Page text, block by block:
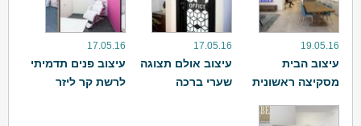
19.05.16
עיצוב הבית
מסקיצה ראשונית
17.05.16
עיצוב אולם תצוגה
שערי ברכה
17.05.16
עיצוב פנים תדמיתי
לרשת קר ליזר